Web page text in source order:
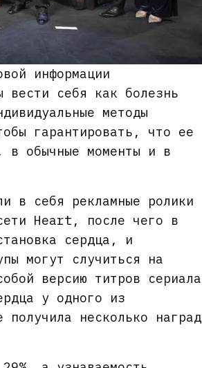
информации
вести себя как болезнь
методы
гарантировать, что ее
в обычные моменты и в
в себя рекламные ролики
Heart, после чего в
сердца, и
могут случиться на
версию титров сериала
у одного из
получила несколько наград